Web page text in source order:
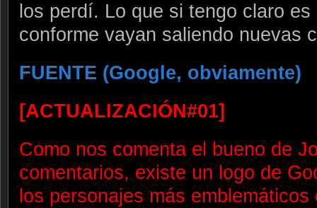
los perdí. Lo que si tengo claro
conforme vayan saliendo nuevas
FUENTE (Google, obviamente)
[ACTUALIZACIÓN#01]
Como nos comenta el bueno de
comentarios, existe un logo de
los personajes más